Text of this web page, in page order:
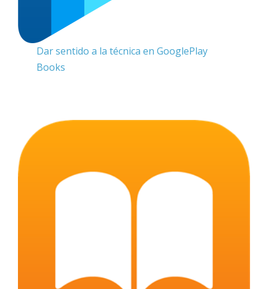
Dar sentido a la técnica en GooglePlay
Books